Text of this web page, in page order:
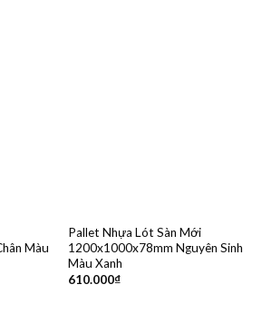
Màu
Pallet Nhựa Lót Sàn Mới
1200x1000x78mm Nguyên Sinh
Màu Xanh
610.000₫